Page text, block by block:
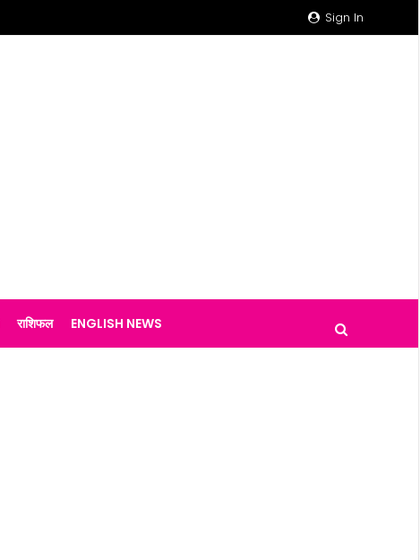
Sign In
राशिफल ENGLISH NEWS